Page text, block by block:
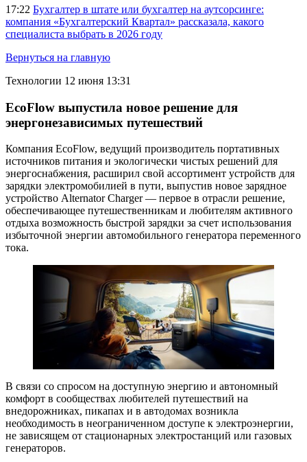
17:22 Бухгалтер в штате или бухгалтер на аутсорсинге:
компания «Бухгалтерский Квартал» рассказала, какого
специалиста выбрать в 2026 году
Вернуться на главную
Технологии 12 июня 13:31
EcoFlow выпустила новое решение для
энергонезависимых путешествий
Компания EcoFlow, ведущий производитель портативных
источников питания и экологически чистых решений для
энергоснабжения, расширил свой ассортимент устройств для
зарядки электромобилией в пути, выпустив новое зарядное
устройство Alternator Charger — первое в отрасли решение,
обеспечивающее путешественникам и любителям активного
отдыха возможность быстрой зарядки за счет использования
избыточной энергии автомобильного генератора переменного
тока.
В связи со спросом на доступную энергию и автономный
комфорт в сообществах любителей путешествий на
внедорожниках, пикапах и в автодомах возникла
необходимость в неограниченном доступе к электроэнергии,
не зависящем от стационарных электростанций или газовых
генераторов.